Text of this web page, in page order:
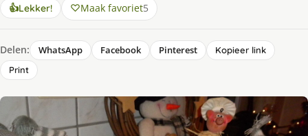
👍Lekker! Maak favoriet5
Delen: WhatsApp Facebook Pinterest
Kopieer link
Print